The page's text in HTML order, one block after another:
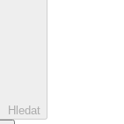
Hledat